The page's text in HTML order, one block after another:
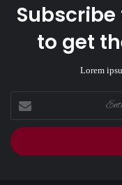
to get
Lorem
your
Email
address